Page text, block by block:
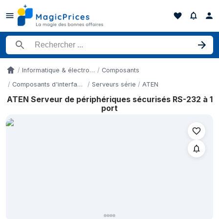
Rechercher un produit
Accueil Informatique & électronique
Composants
Composants d'interfaces
Serveurs série ATEN
ATEN Serveur de périphériques sécurisés RS-232 à 1
port
Historique des prix de ATEN Serveur de périphériques
10 mai 2026